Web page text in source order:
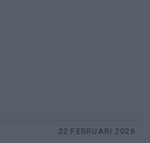
22 FEBRUARI 2026